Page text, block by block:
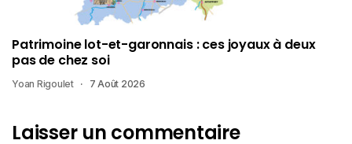
Patrimoine lot-et-garonnais : ces joyaux à deux
pas de chez soi
Yoan Rigoulet 7 Août 2026
Laisser un commentaire